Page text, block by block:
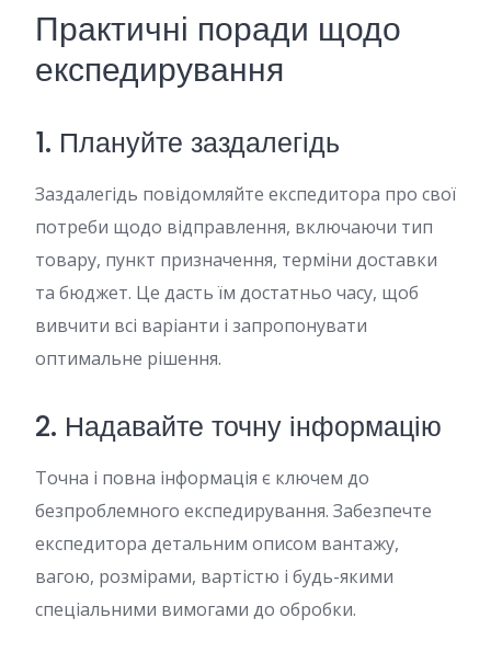
Практичні поради щодо
експедирування
1. Плануйте заздалегідь
Заздалегідь повідомляйте експедитора про свої
потреби щодо відправлення, включаючи тип
товару, пункт призначення, терміни доставки
та бюджет. Це дасть їм достатньо часу, щоб
вивчити всі варіанти і запропонувати
оптимальне рішення.
2. Надавайте точну інформацію
Точна і повна інформація є ключем до
безпроблемного експедирування. Забезпечте
експедитора детальним описом вантажу,
вагою, розмірами, вартістю і будь-якими
спеціальними вимогами до обробки.